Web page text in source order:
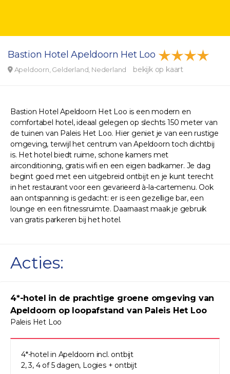
Bastion Hotel Apeldoorn Het Loo
Apeldoorn, Gelderland, Nederland bekijk op kaart
Bastion Hotel Apeldoorn Het Loo is een modern en
comfortabel hotel, ideaal gelegen op slechts 150 meter van
de tuinen van Paleis Het Loo. Hier geniet je van een rustige
omgeving, terwijl het centrum van Apeldoorn toch dichtbij
is. Het hotel biedt ruime, schone kamers met
airconditioning, gratis wifi en een eigen badkamer. Je dag
begint goed met een uitgebreid ontbijt en je kunt terecht
in het restaurant voor een gevarieerd à-la-cartemenu. Ook
aan ontspanning is gedacht: er is een gezellige bar, een
lounge en een fitnessruimte. Daarnaast maak je gebruik
van gratis parkeren bij het hotel.
Acties:
4*-hotel in de prachtige groene omgeving van
Apeldoorn op loopafstand van Paleis Het Loo
Paleis Het Loo
4*-hotel in Apeldoorn incl. ontbijt
2, 3, 4 of 5 dagen, Logies + ontbijt